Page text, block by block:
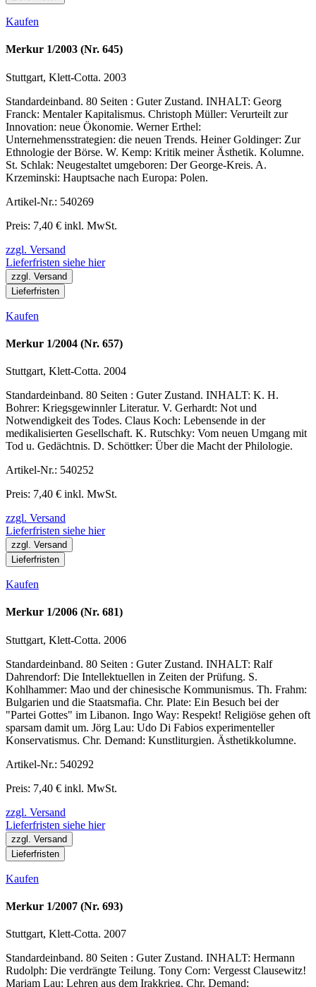
Kaufen
Merkur 1/2003 (Nr. 645)
Stuttgart, Klett-Cotta. 2003
Standardeinband. 80 Seiten : Guter Zustand. INHALT: Georg
Franck: Mentaler Kapitalismus. Christoph Müller: Verurteilt zur
Innovation: neue Ökonomie. Werner Erthel:
Unternehmensstrategien: die neuen Trends. Heiner Goldinger: Zur
Ethnologie der Börse. W. Kemp: Kritik meiner Ästhetik. Kolumne.
St. Schlak: Neugestaltet umgeboren: Der George-Kreis. A.
Krzeminski: Hauptsache nach Europa: Polen.
Artikel-Nr.: 540269
Preis: 7,40 € inkl. MwSt.
zzgl. Versand
Lieferfristen siehe hier
zzgl. Versand
Lieferfristen
Kaufen
Merkur 1/2004 (Nr. 657)
Stuttgart, Klett-Cotta. 2004
Standardeinband. 80 Seiten : Guter Zustand. INHALT: K. H.
Bohrer: Kriegsgewinnler Literatur. V. Gerhardt: Not und
Notwendigkeit des Todes. Claus Koch: Lebensende in der
medikalisierten Gesellschaft. K. Rutschky: Vom neuen Umgang mit
Tod u. Gedächtnis. D. Schöttker: Über die Macht der Philologie.
Artikel-Nr.: 540252
Preis: 7,40 € inkl. MwSt.
zzgl. Versand
Lieferfristen siehe hier
zzgl. Versand
Lieferfristen
Kaufen
Merkur 1/2006 (Nr. 681)
Stuttgart, Klett-Cotta. 2006
Standardeinband. 80 Seiten : Guter Zustand. INHALT: Ralf
Dahrendorf: Die Intellektuellen in Zeiten der Prüfung. S.
Kohlhammer: Mao und der chinesische Kommunismus. Th. Frahm:
Bulgarien und die Staatsmafia. Chr. Plate: Ein Besuch bei der
"Partei Gottes" im Libanon. Ingo Way: Respekt! Religiöse gehen oft
sparsam damit um. Jörg Lau: Udo Di Fabios experimenteller
Konservatismus. Chr. Demand: Kunstliturgien. Ästhetikkolumne.
Artikel-Nr.: 540292
Preis: 7,40 € inkl. MwSt.
zzgl. Versand
Lieferfristen siehe hier
zzgl. Versand
Lieferfristen
Kaufen
Merkur 1/2007 (Nr. 693)
Stuttgart, Klett-Cotta. 2007
Standardeinband. 80 Seiten : Guter Zustand. INHALT: Hermann
Rudolph: Die verdrängte Teilung. Tony Corn: Vergesst Clausewitz!
Mariam Lau: Lehren aus dem Irakkrieg. Chr. Demand: